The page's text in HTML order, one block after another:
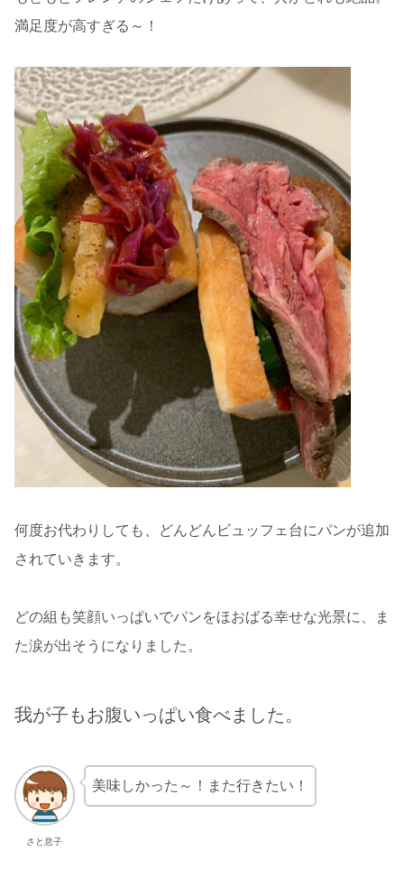
満足度が高すぎる～！
何度お代わりしても、どんどんビュッフェ台にパンが追加
されていきます。
どの組も笑顔いっぱいでパンをほおばる幸せな光景に、ま
た涙が出そうになりました。
我が子もお腹いっぱい食べました。
さと息子
美味しかった～！また行きたい！